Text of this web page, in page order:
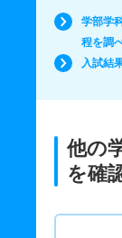
学部学
程を調
入試結
他の
を確